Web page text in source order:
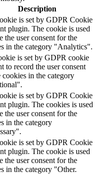
Description
is set by GDPR Cookie
plugin. The cookie is used
the user consent for the
in the category "Analytics".
is set by GDPR cookie
to record the user consent
cookies in the category
is set by GDPR Cookie
plugin. The cookies is used
the user consent for the
in the category
is set by GDPR Cookie
plugin. The cookie is used
the user consent for the
in the category "Other.